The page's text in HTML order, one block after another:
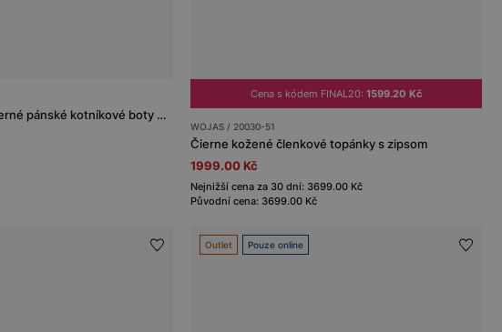
Elegantní podzimní černé pánské kotníkové boty z kůže
Cena s kódem FINAL20:1599.20 Kč
WOJAS / 20030-51
Čierne kožené členkové topánky s zipsom
1999.00 Kč
Nejnižší cena za 30 dní: 3699.00 Kč
Původní cena: 3699.00 Kč
Outlet Pouze online